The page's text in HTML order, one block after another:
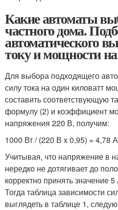
Какие автоматы
частного дома.
автоматического
току и мощности
Для выбора подходящего
силу тока на один киловатт
составить соответствующую
формулу (2) и коэффициент
напряжения 220 В, получим:
1000 Вт / (220 В х 0,95) = 4,78 А
Учитывая, что напряжение в
нередко не дотягивает до
корректно принять значение
Тогда таблица зависимости
выглядеть в таблице 1,